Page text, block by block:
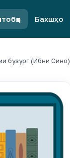
Бахшҳо
бузург (Ибни